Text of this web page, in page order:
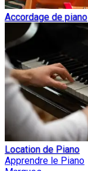
Accordage de piano
Location de Piano
Apprendre le Piano